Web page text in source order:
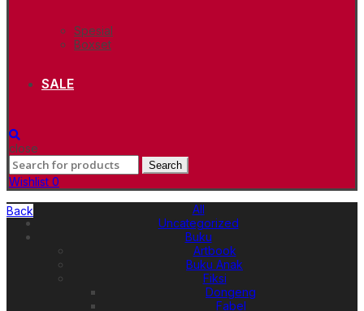
Spesial
Boxset
SALE
close
Search
for:
Search
Wishlist 0
Back
All
Uncategorized
Buku
Artbook
Buku Anak
Fiksi
Dongeng
Fabel